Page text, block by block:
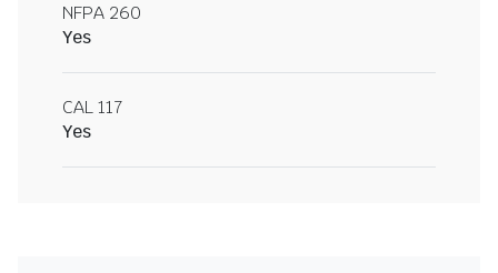
NFPA 260
Yes
CAL 117
Yes